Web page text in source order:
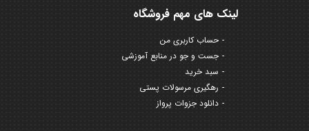
لینک های مهم فروشگاه
حساب کاربری من
جست و جو در منابع آموزشی
سبد خرید
رهگیری مرسولات پستی
دانلود جزوات پرواز